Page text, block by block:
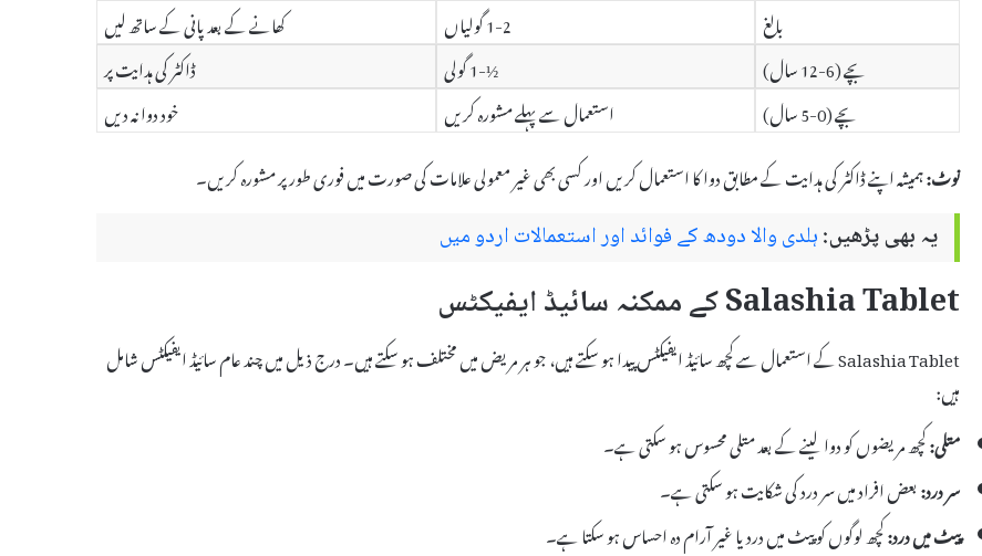
بالغ
1-2 گولیاں
کھانے کے بعد پانی کے ساتھ لیں
بچے (6-12 سال)
½-1 گولی
ڈاکٹر کی ہدایت پر
بچے (0-5 سال)
استعمال سے پہلے مشورہ کریں
خود دوا نہ دیں
نوٹ:ہمیشہ اپنے ڈاکٹر کی ہدایت کے مطابق دوا کا استعمال کریں اور کسی بھی غیر معمولی علامات کی صورت میں فوری طور پر مشورہ کریں۔
یہ بھی پڑھیں:ہلدی والا دودھ کے فوائد اور استعمالات اردو میں
Salashia Tablet کے ممکنہ سائیڈ ایفیکٹس
Salashia Tablet کے استعمال سے کچھ سائیڈ ایفیکٹس پیدا ہو سکتے ہیں، جو ہر مریض میں مختلف ہو سکتے ہیں۔ درج ذیل میں چند عام سائیڈ ایفیکٹس شامل
ہیں:
متلی:کچھ مریضوں کو دوا لینے کے بعد متلی محسوس ہو سکتی ہے۔
سر درد:بعض افراد میں سر درد کی شکایت ہو سکتی ہے۔
پیٹ میں درد:کچھ لوگوں کو پیٹ میں درد یا غیر آرام دہ احساس ہو سکتا ہے۔